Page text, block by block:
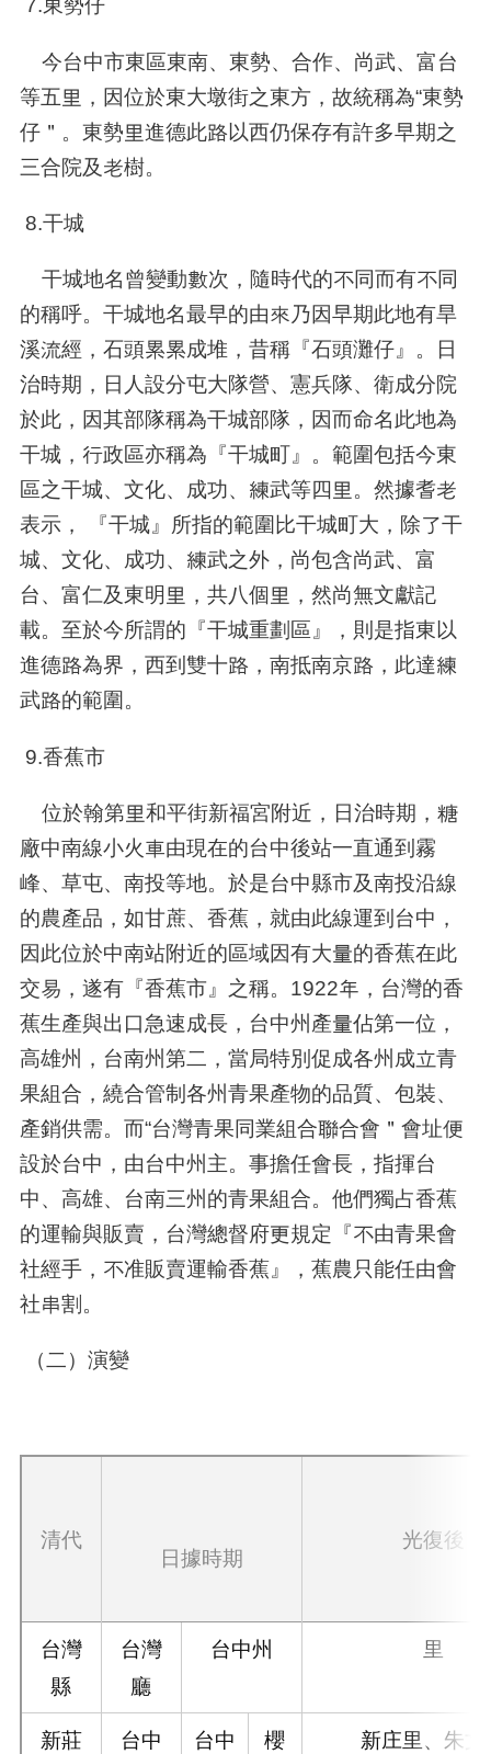
今台中市東區東南、東勢、合作、尚武、富台
等五里，因位於東大墩街之東方，故統稱為“東勢
仔＂。東勢里進德此路以西仍保存有許多早期之
三合院及老樹。
8.干城
干城地名曾變動數次，隨時代的不同而有不同
的稱呼。干城地名最早的由來乃因早期此地有旱
溪流經，石頭累累成堆，昔稱『石頭灘仔』。日
治時期，日人設分屯大隊營、憲兵隊、衛成分院
於此，因其部隊稱為干城部隊，因而命名此地為
干城，行政區亦稱為『干城町』。範圍包括今東
區之干城、文化、成功、練武等四里。然據耆老
表示， 『干城』所指的範圍比干城町大，除了干
城、文化、成功、練武之外，尚包含尚武、富
台、富仁及東明里，共八個里，然尚無文獻記
載。至於今所謂的『干城重劃區』，則是指東以
進德路為界，西到雙十路，南抵南京路，此達練
武路的範圍。
9.香蕉市
位於翰第里和平街新福宮附近，日治時期，糖
廠中南線小火車由現在的台中後站一直通到霧
峰、草屯、南投等地。於是台中縣市及南投沿線
的農產品，如甘蔗、香蕉，就由此線運到台中，
因此位於中南站附近的區域因有大量的香蕉在此
交易，遂有『香蕉市』之稱。 1922年，台灣的香
蕉生產與出口急速成長，台中州產量佔第一位，
高雄州，台南州第二，當局特別促成各州成立青
果組合，繞合管制各州青果產物的品質、包裝、
產銷供需。而“台灣青果同業組合聯合會＂會址便
設於台中，由台中州主。事擔任會長，指揮台
中、高雄、台南三州的青果組合。他們獨占香蕉
的運輸與販賣，台灣總督府更規定『不由青果會
社經手，不准販賣運輸香蕉』，蕉農只能任由會
社串割。
（二）演變
清代
日據時期
光復後
台灣
縣
台灣
廳
台中州 里
新莊
台中
台中
櫻
新庄里、朱文